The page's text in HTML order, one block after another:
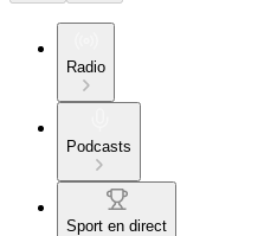
Radio
Podcasts
Sport en direct